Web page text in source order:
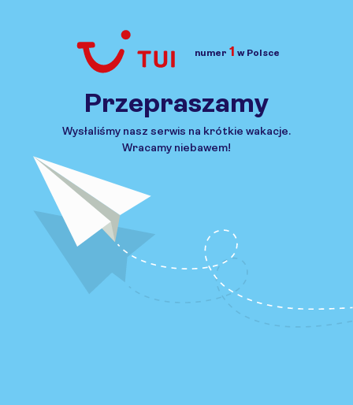
Przejdź do TUI.pl
numer 1 w Polsce
Przepraszamy
Wysłaliśmy nasz serwis na krótkie wakacje.
Wracamy niebawem!